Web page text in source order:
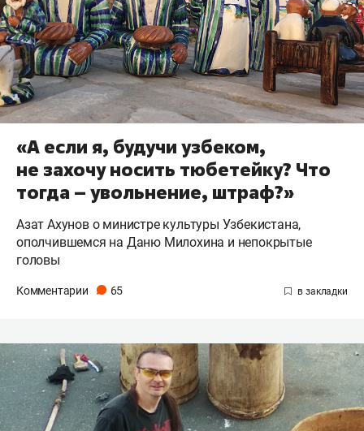
«А если я, будучи узбеком,
не захочу носить тюбетейку? Что
тогда – увольнение, штраф?»
Азат Ахунов о министре культуры Узбекистана,
ополчившемся на Даню Милохина и непокрытые
головы
Комментарии 65